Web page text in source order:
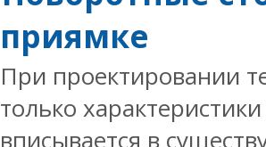
приямке
При проектировании
только
вписывается в